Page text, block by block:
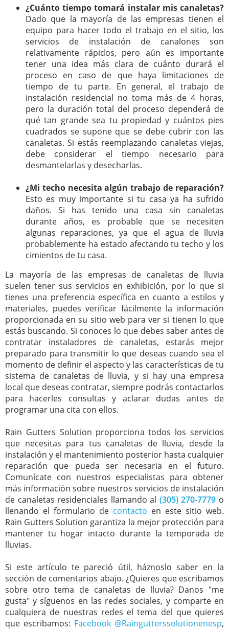
¿Cuánto tiempo tomará instalar mis canaletas?
Dado que la mayoría de las empresas tienen el
equipo para hacer todo el trabajo en el sitio, los
servicios de instalación de canalones son
relativamente rápidos, pero aún es importante
tener una idea más clara de cuánto durará el
proceso en caso de que haya limitaciones de
tiempo de tu parte. En general, el trabajo de
instalación residencial no toma más de 4 horas,
pero la duración total del proceso dependerá de
qué tan grande sea tu propiedad y cuántos pies
cuadrados se supone que se debe cubrir con las
canaletas. Si estás reemplazando canaletas viejas,
debe considerar el tiempo necesario para
desmantelarlas y desecharlas.
¿Mi techo necesita algún trabajo de reparación?
Esto es muy importante si tu casa ya ha sufrido
daños. Si has tenido una casa sin canaletas
durante años, es probable que se necesiten
algunas reparaciones, ya que el agua de lluvia
probablemente ha estado afectando tu techo y los
cimientos de tu casa.
La mayoría de las empresas de canaletas de lluvia
suelen tener sus servicios en exhibición, por lo que si
tienes una preferencia específica en cuanto a estilos y
materiales, puedes verificar fácilmente la información
proporcionada en su sitio web para ver si tienen lo que
estás buscando. Si conoces lo que debes saber antes de
contratar instaladores de canaletas, estarás mejor
preparado para transmitir lo que deseas cuando sea el
momento de definir el aspecto y las características de tu
sistema de canaletas de lluvia, y si hay una empresa
local que deseas contratar, siempre podrás contactarlos
para hacerles consultas y aclarar dudas antes de
programar una cita con ellos.
Rain Gutters Solution proporciona todos los servicios
que necesitas para tus canaletas de lluvia, desde la
instalación y el mantenimiento posterior hasta cualquier
reparación que pueda ser necesaria en el futuro.
Comunícate con nuestros especialistas para obtener
más información sobre nuestros servicios de instalación
de canaletas residenciales llamando al (305) 270-7779 o
llenando el formulario de contacto en este sitio web.
Rain Gutters Solution garantiza la mejor protección para
mantener tu hogar intacto durante la temporada de
lluvias.
Si este artículo te pareció útil, háznoslo saber en la
sección de comentarios abajo. ¿Quieres que escribamos
sobre otro tema de canaletas de lluvia? Danos "me
gusta" y síguenos en las redes sociales, y comparte en
cualquiera de nuestras redes el tema del que quieres
que escribamos: Facebook @Raingutterssolutionenesp,